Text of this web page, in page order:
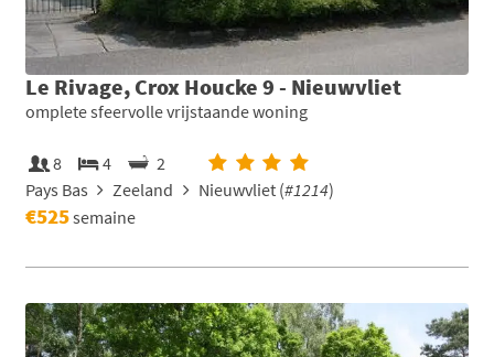
Le Rivage, Crox Houcke 9 - Nieuwvliet
omplete sfeervolle vrijstaande woning
8 4
2
Pays Bas
Zeeland Nieuwvliet (#1214)
€525semaine